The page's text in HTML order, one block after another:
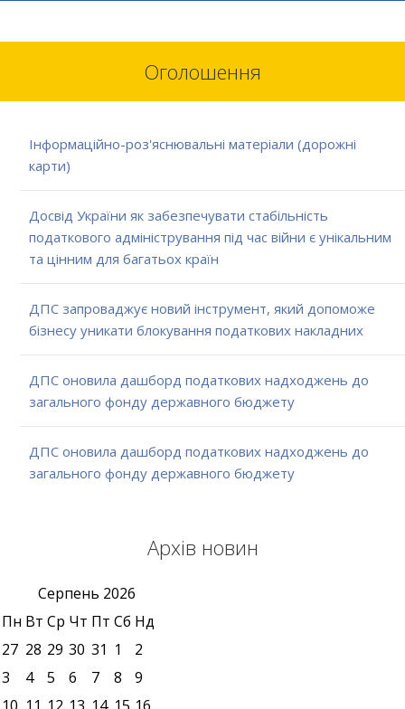
Оголошення
Інформаційно-роз'яснювальні матеріали (дорожні
карти)
Досвід України як забезпечувати стабільність
податкового адміністрування під час війни є унікальним
та цінним для багатьох країн
ДПС запроваджує новий інструмент, який допоможе
бізнесу уникати блокування податкових накладних
ДПС оновила дашборд податкових надходжень до
загального фонду державного бюджету
ДПС оновила дашборд податкових надходжень до
загального фонду державного бюджету
Архів новин
Серпень 2026
Пн Вт Ср Чт Пт Сб Нд
27 28 29 30 31 1
2
3
4 5 6 7 8
9